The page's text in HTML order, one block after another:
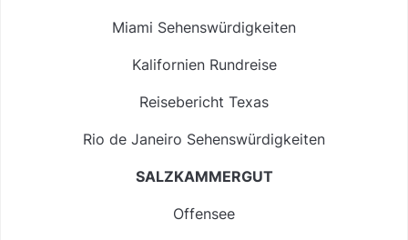
Miami Sehenswürdigkeiten
Kalifornien Rundreise
Reisebericht Texas
Rio de Janeiro Sehenswürdigkeiten
SALZKAMMERGUT
Offensee